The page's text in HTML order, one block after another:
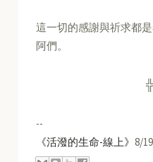
這一切的感謝與祈求都
阿們。
--
《活潑的生命-線上》8/